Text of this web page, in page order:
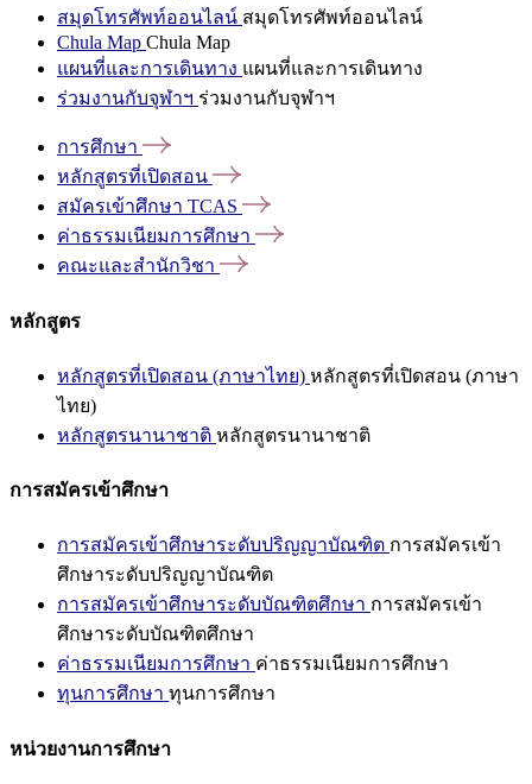
สมุดโทรศัพท์ออนไลน์ สมุดโทรศัพท์ออนไลน์
Chula Map Chula Map
แผนที่และการเดินทาง แผนที่และการเดินทาง
ร่วมงานกับจุฬาฯ ร่วมงานกับจุฬาฯ
การศึกษา
หลักสูตรที่เปิดสอน
สมัครเข้าศึกษา TCAS
ค่าธรรมเนียมการศึกษา
คณะและสำนักวิชา
หลักสูตร
หลักสูตรที่เปิดสอน (ภาษาไทย) หลักสูตรที่เปิดสอน (ภาษา
ไทย)
หลักสูตรนานาชาติ หลักสูตรนานาชาติ
การสมัครเข้าศึกษา
การสมัครเข้าศึกษาระดับปริญญาบัณฑิต การสมัครเข้า
ศึกษาระดับปริญญาบัณฑิต
การสมัครเข้าศึกษาระดับบัณฑิตศึกษา การสมัครเข้า
ศึกษาระดับบัณฑิตศึกษา
ค่าธรรมเนียมการศึกษา ค่าธรรมเนียมการศึกษา
ทุนการศึกษา ทุนการศึกษา
หน่วยงานการศึกษา